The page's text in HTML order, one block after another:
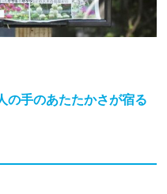
の手のあたたかさが宿る